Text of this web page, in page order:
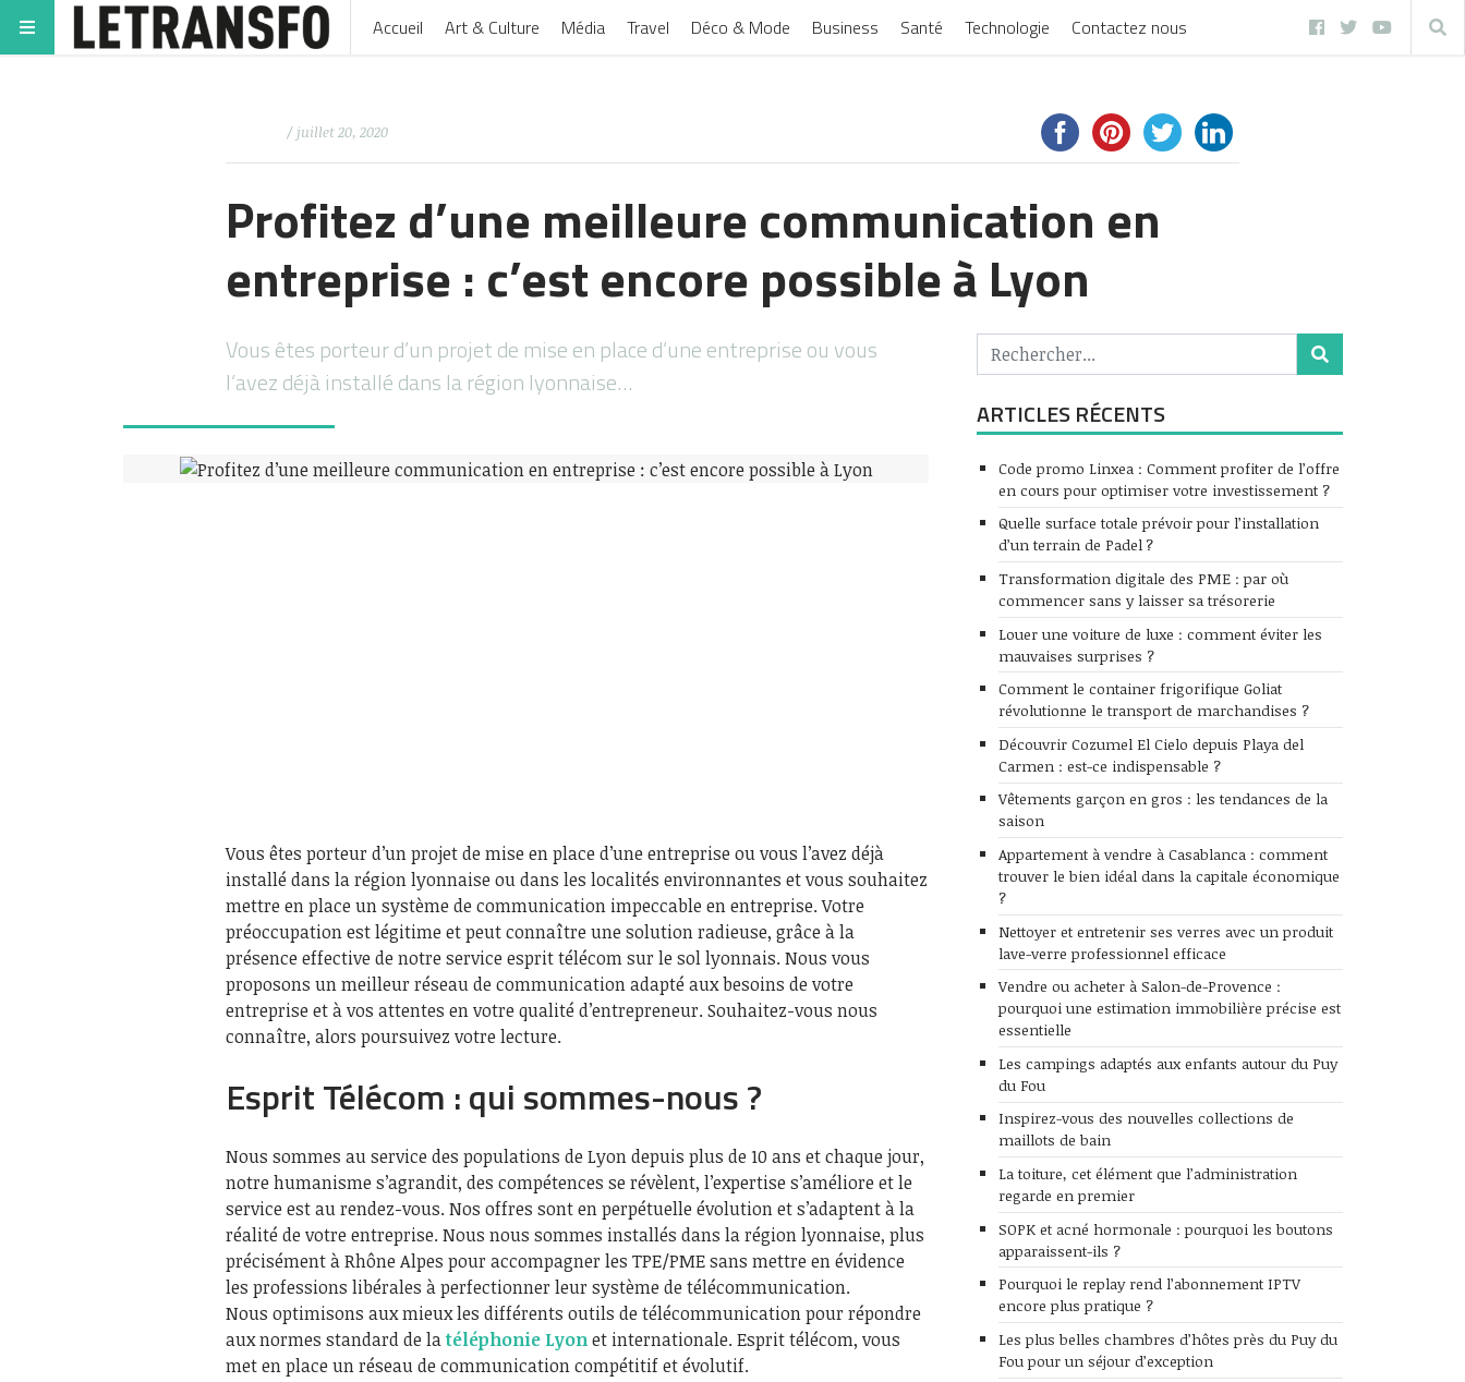
Accueil Art & Culture Média Travel Déco & Mode Business Santé Technologie Contactez nous
/ juillet 20, 2020
Profitez d’une meilleure communication en
entreprise : c’est encore possible à Lyon
Vous êtes porteur d’un projet de mise en place d’une entreprise ou vous
l’avez déjà installé dans la région lyonnaise…
Vous êtes porteur d’un projet de mise en place d’une entreprise ou vous l’avez déjà
installé dans la région lyonnaise ou dans les localités environnantes et vous souhaitez
mettre en place un système de communication impeccable en entreprise. Votre
préoccupation est légitime et peut connaître une solution radieuse, grâce à la
présence effective de notre service esprit télécom sur le sol lyonnais. Nous vous
proposons un meilleur réseau de communication adapté aux besoins de votre
entreprise et à vos attentes en votre qualité d’entrepreneur. Souhaitez-vous nous
connaître, alors poursuivez votre lecture.
Esprit Télécom : qui sommes-nous ?
Nous sommes au service des populations de Lyon depuis plus de 10 ans et chaque jour,
notre humanisme s’agrandit, des compétences se révèlent, l’expertise s’améliore et le
service est au rendez-vous. Nos offres sont en perpétuelle évolution et s’adaptent à la
réalité de votre entreprise. Nous nous sommes installés dans la région lyonnaise, plus
précisément à Rhône Alpes pour accompagner les TPE/PME sans mettre en évidence
les professions libérales à perfectionner leur système de télécommunication.
Nous optimisons aux mieux les différents outils de télécommunication pour répondre
aux normes standard de latéléphonie Lyonet internationale. Esprit télécom, vous
met en place un réseau de communication compétitif et évolutif.
ARTICLES RÉCENTS
Code promo Linxea : Comment profiter de l’offre
en cours pour optimiser votre investissement ?
Quelle surface totale prévoir pour l’installation
d’un terrain de Padel ?
Transformation digitale des PME : par où
commencer sans y laisser sa trésorerie
Louer une voiture de luxe : comment éviter les
mauvaises surprises ?
Comment le container frigorifique Goliat
révolutionne le transport de marchandises ?
Découvrir Cozumel El Cielo depuis Playa del
Carmen : est-ce indispensable ?
Vêtements garçon en gros : les tendances de la
saison
Appartement à vendre à Casablanca : comment
trouver le bien idéal dans la capitale économique
?
Nettoyer et entretenir ses verres avec un produit
lave-verre professionnel efficace
Vendre ou acheter à Salon-de-Provence :
pourquoi une estimation immobilière précise est
essentielle
Les campings adaptés aux enfants autour du Puy
du Fou
Inspirez-vous des nouvelles collections de
maillots de bain
La toiture, cet élément que l’administration
regarde en premier
SOPK et acné hormonale : pourquoi les boutons
apparaissent-ils ?
Pourquoi le replay rend l’abonnement IPTV
encore plus pratique ?
Les plus belles chambres d’hôtes près du Puy du
Fou pour un séjour d’exception